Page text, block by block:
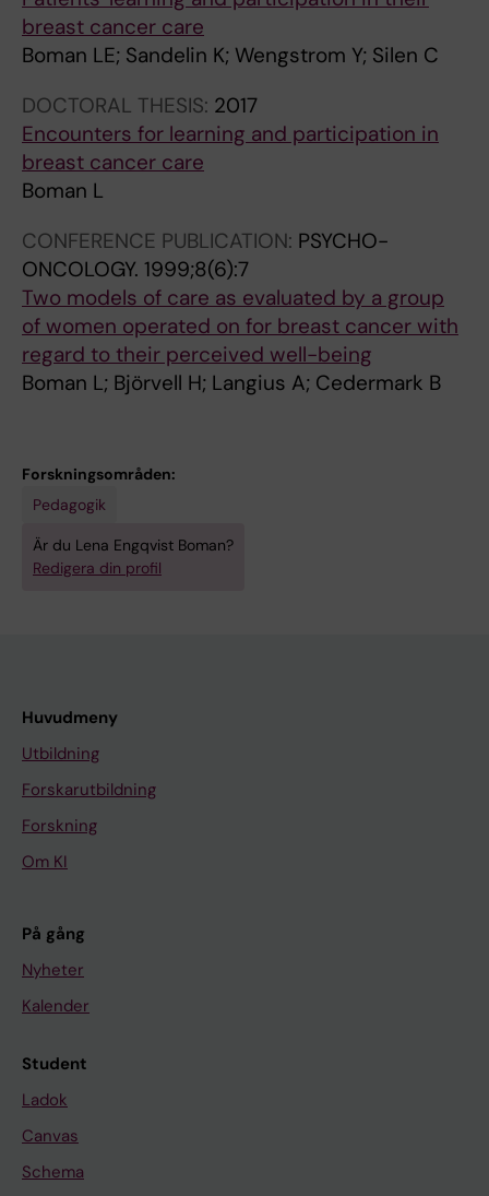
breast cancer care
Boman LE; Sandelin K; Wengstrom Y; Silen C
DOCTORAL THESIS: 2017
Encounters for learning and participation in
breast cancer care
Boman L
CONFERENCE PUBLICATION: PSYCHO-
ONCOLOGY. 1999;8(6):7
Two models of care as evaluated by a group
of women operated on for breast cancer with
regard to their perceived well-being
Boman L; Björvell H; Langius A; Cedermark B
Forskningsområden:
Pedagogik
Är du Lena Engqvist Boman?
Redigera din profil
Huvudmeny
Utbildning
Forskarutbildning
Forskning
Om KI
På gång
Nyheter
Kalender
Student
Ladok
Canvas
Schema